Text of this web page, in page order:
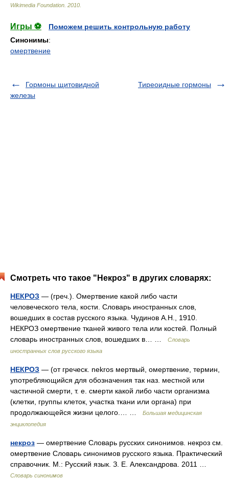
Wikimedia Foundation 2010
Игры ⚽
Поможем решить контрольную работу
Синонимы:
омертвение
Гормоны щитовидной
железы
Тиреоидные гормоны
Смотреть что такое "Некроз" в других словарях:
НЕКРОЗ — (греч.). Омертвение какой либо части
человеческого тела, кости. Словарь иностранных слов,
вошедших в состав русского языка. Чудинов А.Н., 1910.
НЕКРОЗ омертвение тканей живого тела или костей. Полный
словарь иностранных слов, вошедших в… …
Словарь
иностранных слов русского языка
НЕКРОЗ — (от греческ. nekros мертвый, омертвение, термин,
употребляющийся для обозначения так наз. местной или
частичной смерти, т. е. смерти какой либо части организма
(клетки, группы клеток, участка ткани или органа) при
продолжающейся жизни целого.… …
Большая медицинская
энциклопедия
некроз — омертвение Словарь русских синонимов. некроз см.
омертвение Словарь синонимов русского языка. Практический
справочник. М.: Русский язык. З. Е. Александрова. 2011 …
Словарь синонимов